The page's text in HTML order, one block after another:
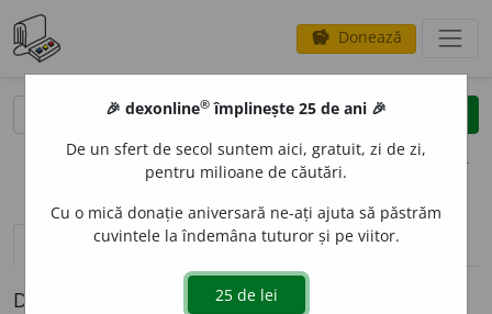
savings Donează
clear
opțiuni
definiții (1) pronunțievolume_up (50)
Definiția cu ID-ul 468091:
🎉 dexonline® împlinește 25 de ani 🎉
De un sfert de secol suntem aici, gratuit, zi de zi,
pentru milioane de căutări.
Cu o mică donație aniversară ne-ați ajuta să păstrăm
cuvintele la îndemâna tuturor și pe viitor.